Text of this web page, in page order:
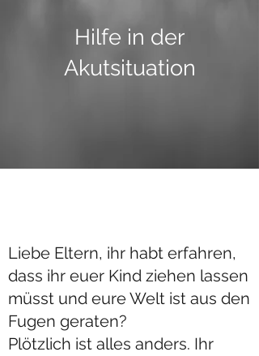
Hilfe in der
Akutsituation
Liebe Eltern, ihr habt erfahren,
dass ihr euer Kind ziehen lassen
müsst und eure Welt ist aus den
Fugen geraten?
Plötzlich ist alles anders. Ihr